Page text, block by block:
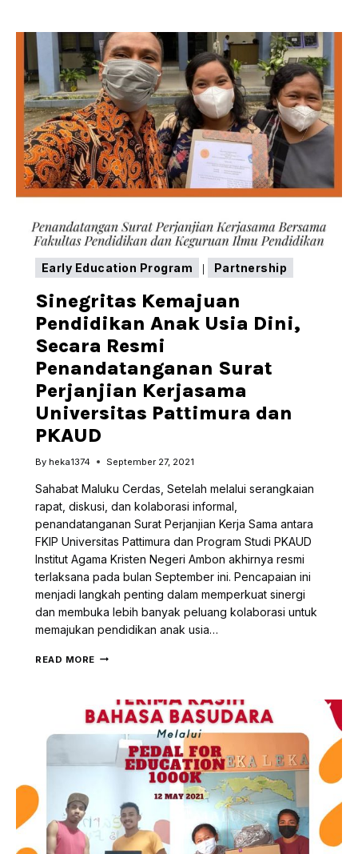
ALUMNI
CLIMATE
ACTION
GATHERING,
PARA
ALUMNI
ACTIVE
CITIZENS
SHARING
PRAKTIK
CERDAS
YANG
Early Education Program Partnership
Sinegritas Kemajuan
Pendidikan Anak Usia Dini,
Secara Resmi
Penandatanganan Surat
Perjanjian Kerjasama
Universitas Pattimura dan
PKAUD
By heka1374 September 27, 2021
Sahabat Maluku Cerdas, Setelah melalui serangkaian
rapat, diskusi, dan kolaborasi informal,
penandatanganan Surat Perjanjian Kerja Sama antara
FKIP Universitas Pattimura dan Program Studi PKAUD
Institut Agama Kristen Negeri Ambon akhirnya resmi
terlaksana pada bulan September ini. Pencapaian ini
menjadi langkah penting dalam memperkuat sinergi
dan membuka lebih banyak peluang kolaborasi untuk
memajukan pendidikan anak usia…
READ MORE SINEGRITAS
USIA
DINI,
SECARA
RESMI
PENANDATANGANAN
PERJANJIAN
KERJASAMA
UNIVERSITAS
PATTIMURA
DAN